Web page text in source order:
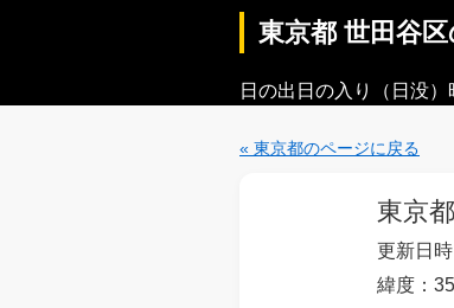
東京都 世田谷
日の出日の入り（日没
« 東京都のページに戻る
東京
更新日
緯度：